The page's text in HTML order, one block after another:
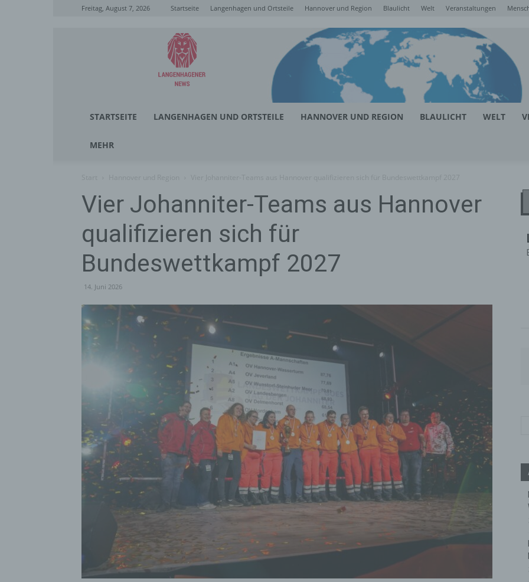
Freitag, August 7, 2026 Startseite Langenhagen und Ortsteile Hannover und Region Blaulicht Welt Veranstaltungen
Langenhagener
News
STARTSEITE LANGENHAGEN UND ORTSTEILE HANNOVER UND REGION BLAULICHT WELT
MEHR
Vier Johanniter-Teams aus Hannover
qualifizieren sich für
Bundeswettkampf 2027
14. Juni 2026